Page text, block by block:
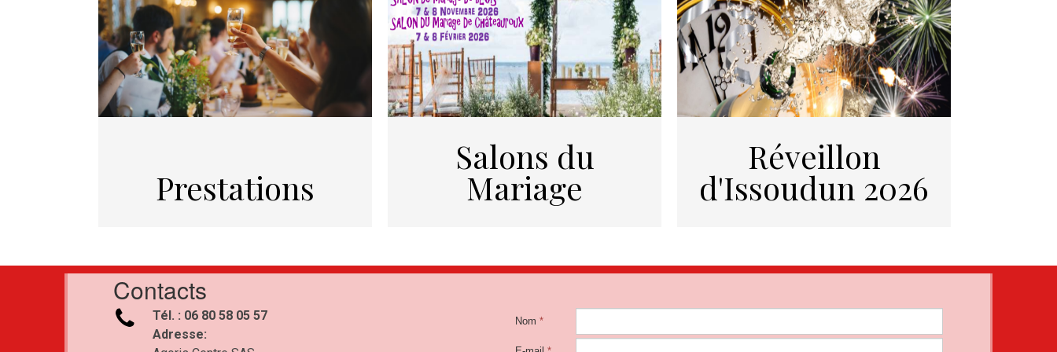
Prestations
Salons du
Mariage
Réveillon
d'Issoudun 2026
Contacts

Tél. : 06 80 58 05 57
Adresse:
Nom *